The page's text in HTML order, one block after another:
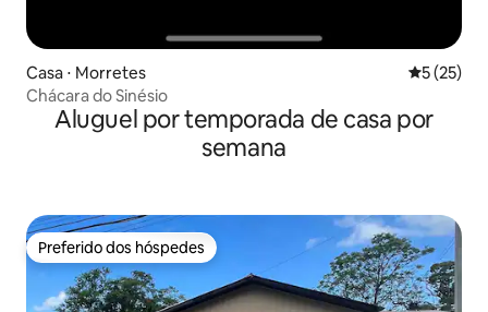
Casa ⋅ Morretes 5 de uma
5 (25)
Chácara do Sinésio
Aluguel por temporada de casa por
semana
Preferido dos hóspedes
Preferido dos hóspedes